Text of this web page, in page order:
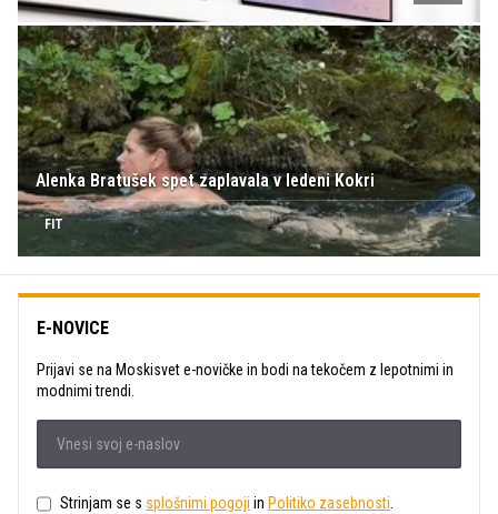
Alenka Bratušek spet zaplavala v ledeni Kokri
FIT
E-NOVICE
Prijavi se na Moskisvet e-novičke in bodi na tekočem z lepotnimi in
modnimi trendi.
Strinjam se s splošnimi pogoji in Politiko zasebnosti.